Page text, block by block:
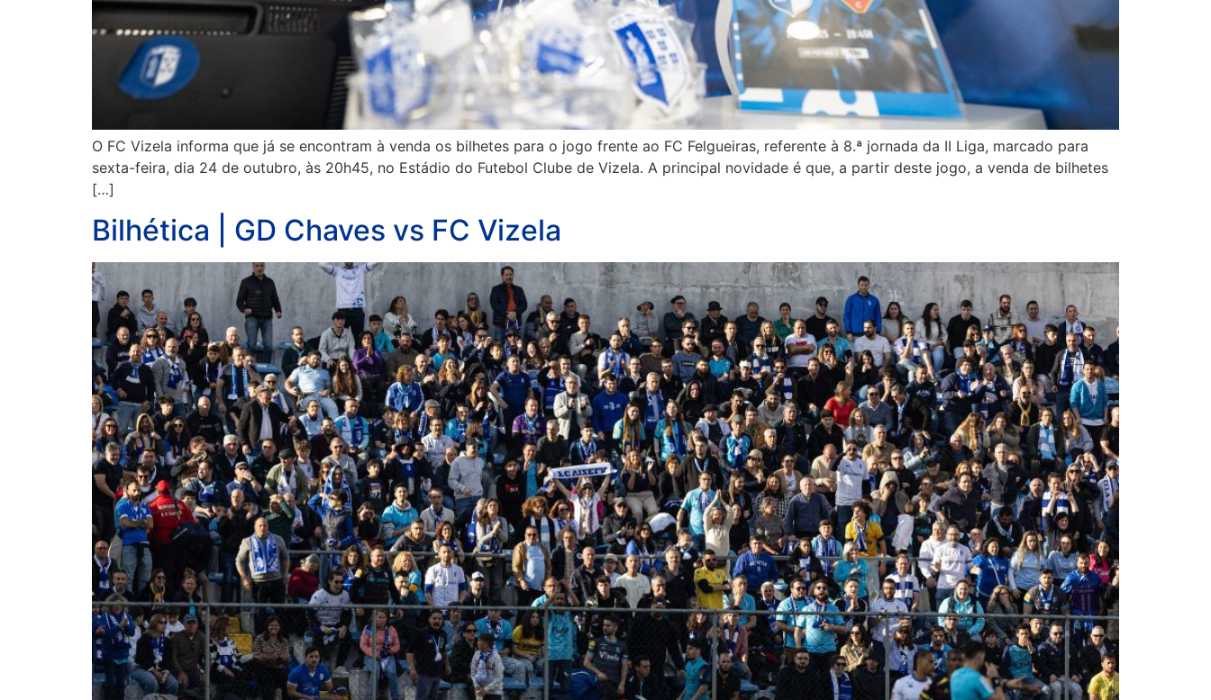
O FC Vizela informa que já se encontram à venda os bilhetes para o jogo frente ao FC Felgueiras, referente à 8.ª jornada da II Liga, marcado para
sexta-feira, dia 24 de outubro, às 20h45, no Estádio do Futebol Clube de Vizela. A principal novidade é que, a partir deste jogo, a venda de bilhetes
[…]
Bilhética | GD Chaves vs FC Vizela